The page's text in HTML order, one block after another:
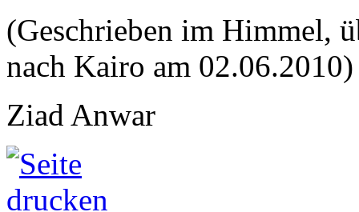
(Geschrieben im Himmel,
nach Kairo am 02.06.2010)
Ziad Anwar